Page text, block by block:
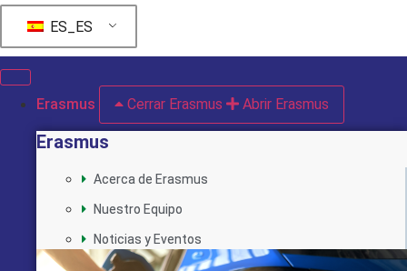
ES_ES
Erasmus Cerrar Erasmus Abrir Erasmus
Erasmus
Acerca de Erasmus
Nuestro Equipo
Noticias y Eventos